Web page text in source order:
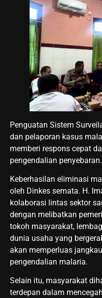
Penguatan Sistem
dan pelaporan kasus
memberi respons cepat
pengendalian penyebaran.
Keberhasilan eliminasi
oleh Dinkes semata. H.
kolaborasi lintas sektor
dengan melibatkan
tokoh masyarakat,
dunia usaha yang
akan memperluas
pengendalian malaria.
Selain itu, masyarakat
terdepan dalam